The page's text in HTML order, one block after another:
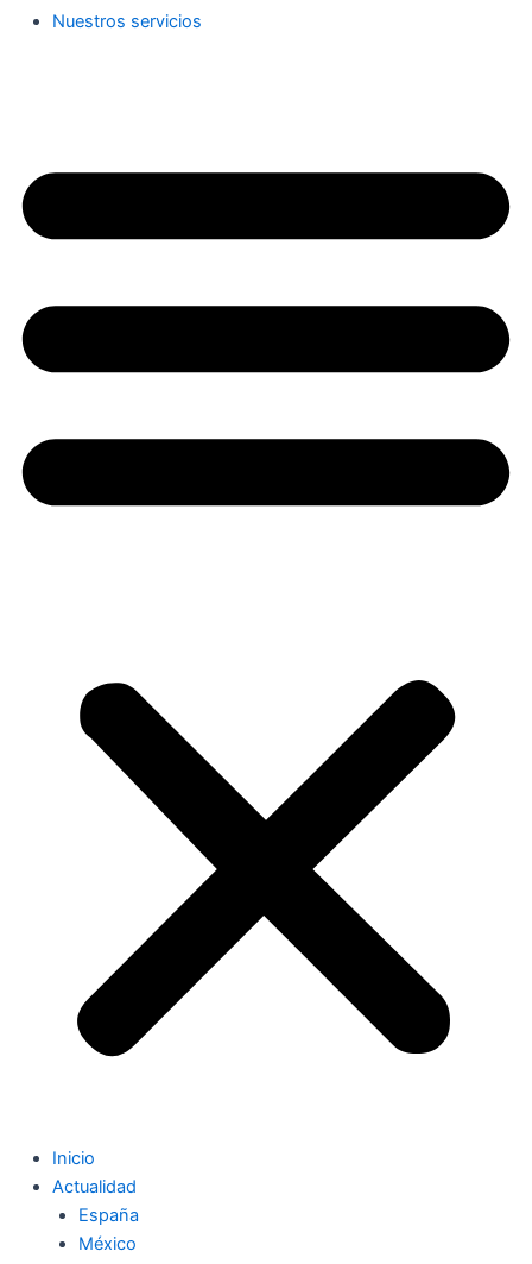
Nuestros servicios
Inicio
Actualidad
España
México